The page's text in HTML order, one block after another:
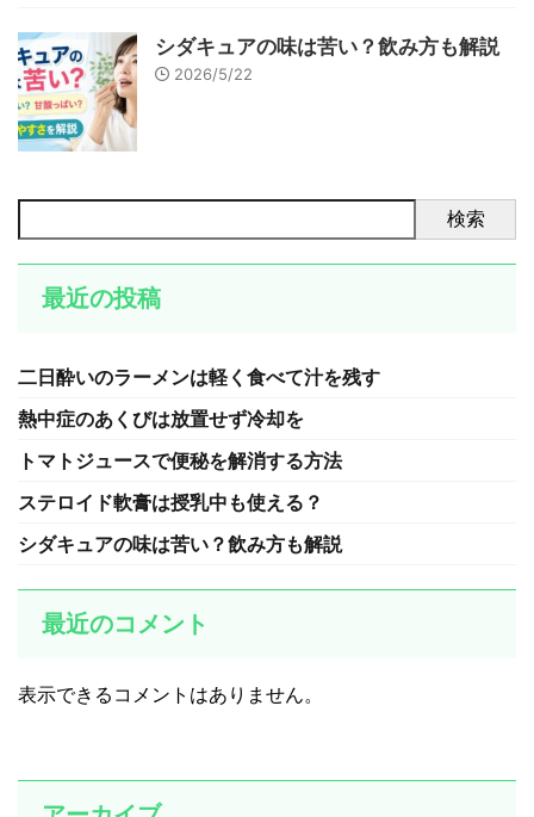
シダキュアの味は苦い？飲み方も解説
2026/5/22
検索
最近の投稿
二日酔いのラーメンは軽く食べて汁を残す
熱中症のあくびは放置せず冷却を
トマトジュースで便秘を解消する方法
ステロイド軟膏は授乳中も使える？
シダキュアの味は苦い？飲み方も解説
最近のコメント
表示できるコメントはありません。